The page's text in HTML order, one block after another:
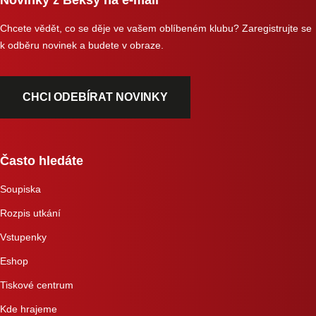
Chcete vědět, co se děje ve vašem oblíbeném klubu? Zaregistrujte se
k odběru novinek a budete v obraze.
CHCI ODEBÍRAT NOVINKY
Často hledáte
Soupiska
Rozpis utkání
Vstupenky
Eshop
Tiskové centrum
Kde hrajeme